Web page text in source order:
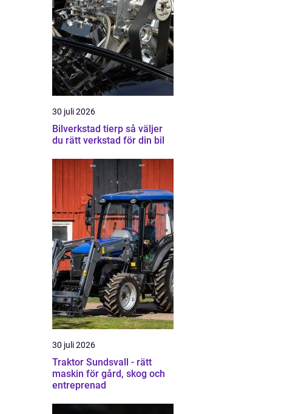
30 juli 2026
Bilverkstad tierp så väljer
du rätt verkstad för din bil
30 juli 2026
Traktor Sundsvall - rätt
maskin för gård, skog och
entreprenad